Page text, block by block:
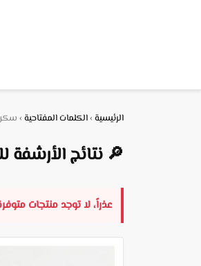
الرئيسية ›الكلمات المفتاحية ›
🔎 نتائج الأرشفة
عذراً، لا توجد منتجات